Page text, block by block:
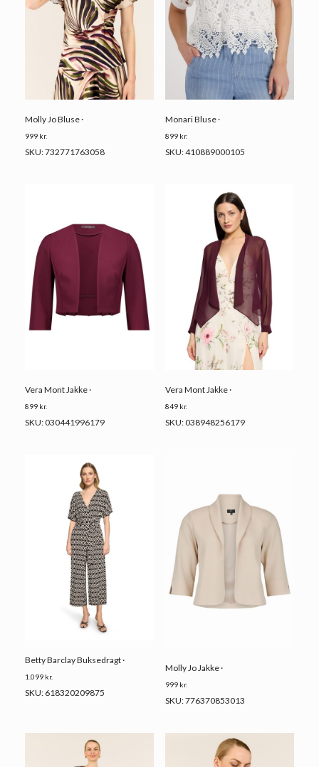
Molly Jo Bluse ·
999 kr.
SKU: 732771763058
Monari Bluse ·
899 kr.
SKU: 410889000105
Vera Mont Jakke ·
899 kr.
SKU: 030441996179
Vera Mont Jakke ·
849 kr.
SKU: 038948256179
Betty Barclay Buksedragt ·
1.099 kr.
SKU: 618320209875
Molly Jo Jakke ·
999 kr.
SKU: 776370853013